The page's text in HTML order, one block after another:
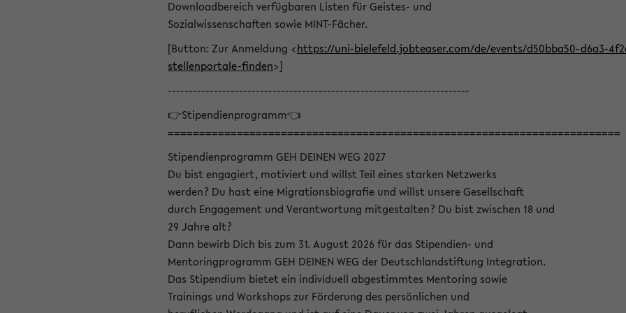
Downloadbereich verfügbaren Listen für Geistes- und
Sozialwissenschaften sowie MINT-Fächer.
[Button: Zur Anmeldung <https://uni-bielefeld.jobteaser.com/de/events/d50bba50-d6a3-
stellenportale-finden>]
------------------------------------------------------------------------
👉Stipendienprogramm👈
========================================================================
Stipendienprogramm GEH DEINEN WEG 2027
Du bist engagiert, motiviert und willst Teil eines starken Netzwerks
werden? Du hast eine Migrationsbiografie und willst unsere Gesellschaft
durch Engagement und Verantwortung mitgestalten? Du bist zwischen 18 und
29 Jahre alt?
Dann bewirb Dich bis zum 31. August 2026 für das Stipendien- und
Mentoringprogramm GEH DEINEN WEG der Deutschlandstiftung Integration.
Das Stipendium bietet ein individuell abgestimmtes Mentoring sowie
Trainings und Workshops zur Förderung des persönlichen und